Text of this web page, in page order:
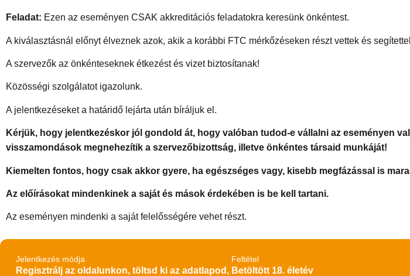
Feladat: Ezen az eseményen CSAK akkreditációs feladatokra keresünk önkéntest.
A kiválasztásnál előnyt élveznek azok, akik a korábbi FTC mérkőzéseken részt vettek és
A szervezők az önkénteseknek étkezést és vizet biztosítanak!
Közösségi szolgálatot igazolunk.
A jelentkezéseket a határidő lejárta után bíráljuk el.
Kérjük, hogy jelentkezéskor jól gondold át, hogy valóban tudod-e vállalni az eseményen
visszamondások megnehezítik a szervezőbizottság, illetve önkéntes társaid munkáját!
Kiemelten fontos, hogy csak akkor gyere, ha egészséges vagy, kisebb megfázással is
Az előírásokat mindenkinek a saját és mások érdekében is be kell tartani.
Az eseményen mindenki a saját felelősségére vehet részt.
Jelentkezés módja
Regisztrálj az oldalunkon, töltsd ki az adatlapod,
Feltétel
Betöltött 18. életév